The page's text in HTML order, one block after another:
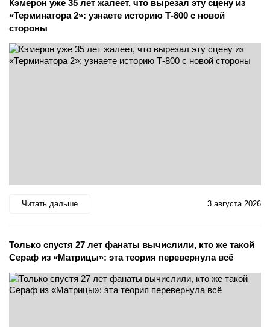
Кэмерон уже 35 лет жалеет, что вырезал эту сцену из
«Терминатора 2»: узнаете историю Т-800 с новой
стороны
Читать дальше 3 августа 2026
Только спустя 27 лет фанаты вычислили, кто же такой
Сераф из «Матрицы»: эта теория перевернула всё